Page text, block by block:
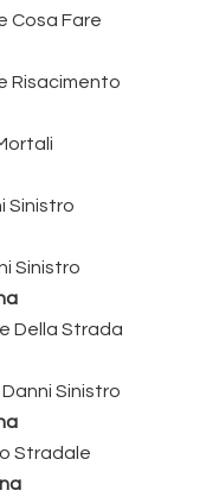
Cosa Fare
Risacimento
Sinistro
Sinistro
Della Strada
Sinistro
Stradale